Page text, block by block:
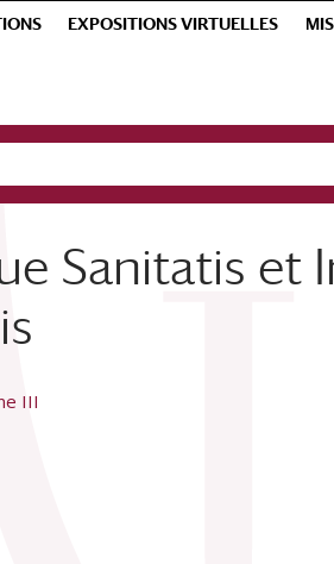
EXPOSITIONS VIRTUELLES
Sanitatis et
III